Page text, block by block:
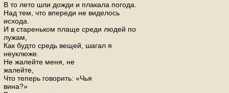
В то лето шли дожди и плакала погода.
Над тем, что впереди не виделось
исхода.
И в стареньком плаще среди людей по
лужам,
Как будто средь вещей, шагал я
неуклюже.
Не жалейте меня, не
жалейте,
Что теперь говорить: «Чья
вина?»